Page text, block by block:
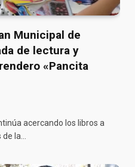
Municipal de
de lectura y
«Pancita
acercando los libros a
la…